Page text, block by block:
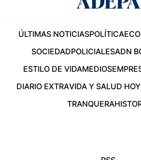
ÚLTIMAS NOTICIASPOLÍTICA
SOCIEDADPOLICIALESADN
ESTILO DE VIDAMEDIOS
DIARIO EXTRAVIDA Y SALUD HOY
TRANQUERA